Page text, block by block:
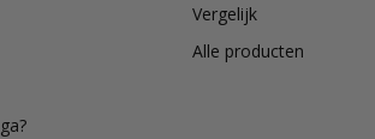
Vergelijk
Alle producten